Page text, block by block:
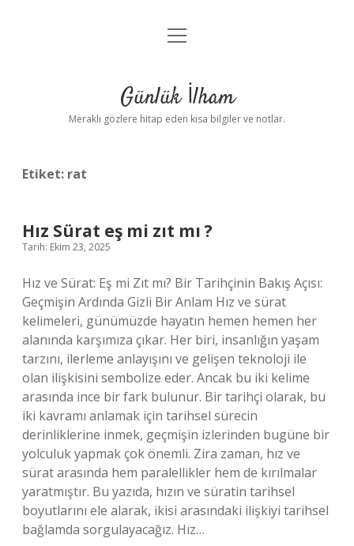
Anasayfa
Yasal Uyarı
menüyü
Günlük İlham
Meraklı gözlere hitap eden kısa bilgiler ve notlar.
Etiket: rat
Hız Sürat eş mi zıt mı ?
Tarih: Ekim 23, 2025
Hız ve Sürat: Eş mi Zıt mı? Bir Tarihçinin Bakış Açısı:
Geçmişin Ardında Gizli Bir Anlam Hız ve sürat
kelimeleri, günümüzde hayatın hemen hemen her
alanında karşımıza çıkar. Her biri, insanlığın yaşam
tarzını, ilerleme anlayışını ve gelişen teknoloji ile
olan ilişkisini sembolize eder. Ancak bu iki kelime
arasında ince bir fark bulunur. Bir tarihçi olarak, bu
iki kavramı anlamak için tarihsel sürecin
derinliklerine inmek, geçmişin izlerinden bugüne bir
yolculuk yapmak çok önemli. Zira zaman, hız ve
sürat arasında hem paralellikler hem de kırılmalar
yaratmıştır. Bu yazıda, hızın ve süratin tarihsel
boyutlarını ele alarak, ikisi arasındaki ilişkiyi tarihsel
bağlamda sorgulayacağız. Hız…